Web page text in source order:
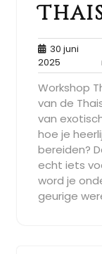
30 juni
2025
juni
2025
Workshop
van de
van
hoe je
bereiden?
echt iets
word je
geurige